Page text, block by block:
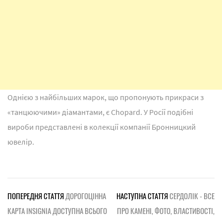
Однією з найбільших марок, що пропонують прикраси з
«танцюючими» діамантами, є Chopard. У Росії подібні
вироби представлені в колекції компанії Бронницкий
ювелір.
ПОПЕРЕДНЯ СТАТТЯДОРОГОЦІННА
КАРТА INSIGNIA ДОСТУПНА ВСЬОГО
НАСТУПНА СТАТТЯСЕРДОЛІК - ВСЕ
ПРО КАМЕНІ, ФОТО, ВЛАСТИВОСТІ,